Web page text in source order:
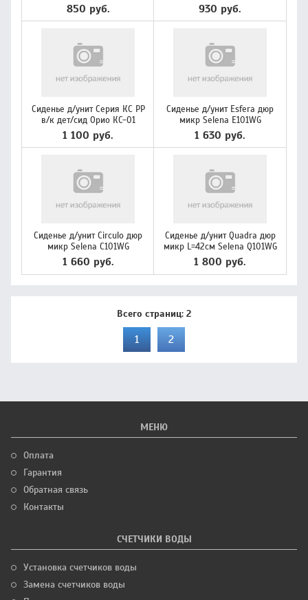
850 руб. 930 руб.
Сиденье д/унит Серия КС PP
в/к дет/сид Орио КС-01
1 100 руб.
Сиденье д/унит Esfera дюр
микр Selena E101WG
1 630 руб.
Сиденье д/унит Circulo дюр
микр Selena C101WG
1 660 руб.
Сиденье д/унит Quadra дюр
микр L=42см Selena Q101WG
1 800 руб.
Всего страниц: 2
1 2
МЕНЮ
Оплата
Гарантия
Обратная связь
Контакты
СЧЕТЧИКИ ВОДЫ
Установка счетчиков воды
Замена счетчиков воды